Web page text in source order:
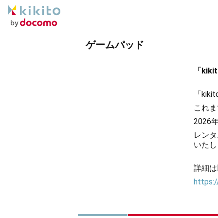
ゲームパッド
「
「
これ
2026
レン
いた
詳細